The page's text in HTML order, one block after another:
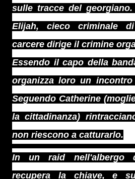
sulle tracce del
Elijah, cieco criminale
carcere dirige il crimine
Essendo il capo della
organizza loro un
Seguendo Catherine
la cittadinanza)
non riescono a catturarlo.
In un raid nell'albergo
recupera la chiave, e